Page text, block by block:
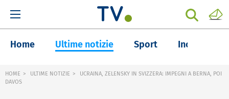
Home Ultime notizie Sport Inchieste
HOME ULTIME NOTIZIE
UCRAINA, ZELENSKY IN SVIZZERA: IMPEGNI A BERNA, POI
DAVOS